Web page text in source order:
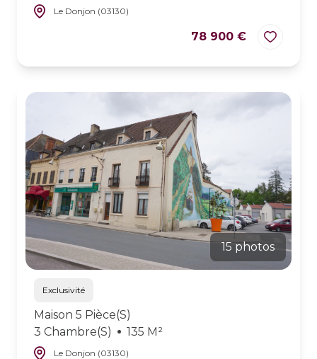
Le Donjon (03130)
78 900 €
15 photos
Exclusivité
Maison 5 Pièce(s)
3 Chambre(s)
135 M²
Le Donjon (03130)